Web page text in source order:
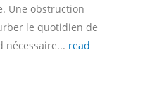
Une obstruction
le quotidien de
nécessaire... read